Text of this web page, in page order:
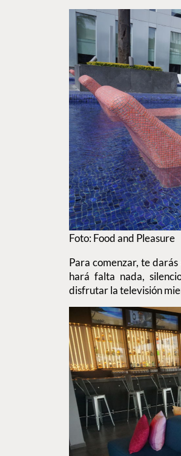
Foto: Food and Pleasure
Para comenzar, te
hará falta nada,
disfrutar la televisión